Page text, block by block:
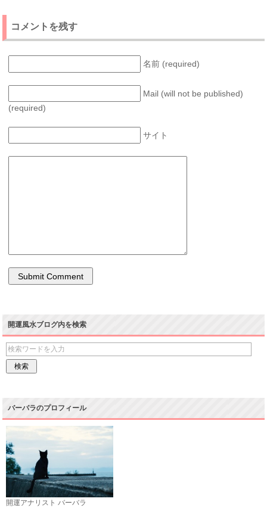
コメントを残す
名前 (required)
Mail (will not be published)
(required)
サイト
開運風水ブログ内を検索
バーバラのプロフィール
開運アナリスト バーバラ